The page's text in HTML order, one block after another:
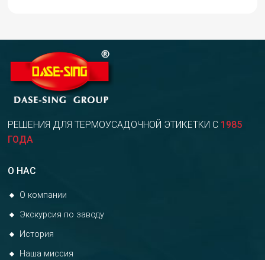
РЕШЕНИЯ ДЛЯ ТЕРМОУСАДОЧНОЙ ЭТИКЕТКИ С 1985
ГОДА
О НАС
О компании
Экскурсия по заводу
История
Наша миссия